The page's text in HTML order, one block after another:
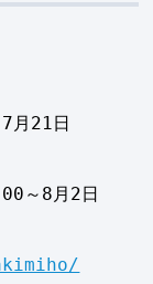
月21日
～8月2日